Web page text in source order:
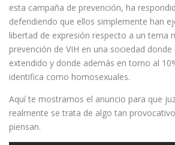
esta campaña de prevención, ha
defendiendo que ellos simplemente han
libertad de expresión respecto a un tema
prevención de VIH en una sociedad
extendido y donde además en torno al
identifica como homosexuales.
Aquí te mostramos el anuncio para que
realmente se trata de algo tan
piensan.